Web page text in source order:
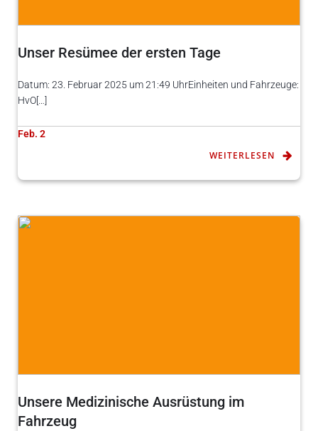
Unser Resümee der ersten Tage
Datum: 23. Februar 2025 um 21:49 UhrEinheiten und Fahrzeuge:
HvO[…]
Feb. 2
WEITERLESEN
Unsere Medizinische Ausrüstung im
Fahrzeug